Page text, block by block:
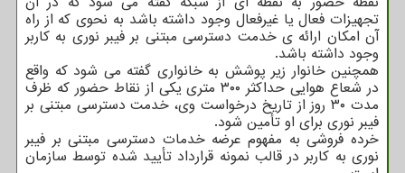
تجهیزات فعال یا غیرفعال وجود داشته باشد به نحوی که از راه
آن امکان ارائه ی خدمت دسترسی مبتنی بر فیبر نوری به کاربر
وجود داشته باشد.
همچنین خانوار زیر پوشش به خانواری گفته می شود که واقع
در شعاع هوایی حداکثر ۳۰۰ متری یکی از نقاط حضور که ظرف
مدت ۳۰ روز از تاریخ درخواست وی، خدمت دسترسی مبتنی بر
فیبر نوری برای او تأمین شود.
خرده فروشی به مفهوم عرضه خدمات دسترسی مبتنی بر فیبر
نوری به کاربر در قالب نمونه قرارداد تأیید شده توسط سازمان